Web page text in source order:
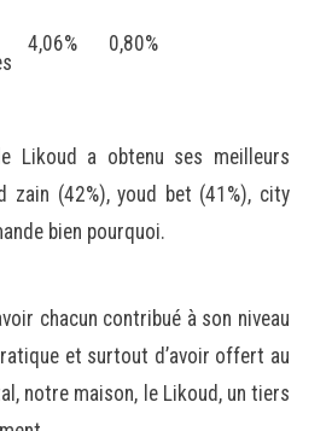
4,06% 0,80%
Likoud a obtenu ses meilleurs
zain (42%), youd bet (41%), city
bien pourquoi.
chacun contribué à son niveau
et surtout d’avoir offert au
notre maison, le Likoud, un tiers